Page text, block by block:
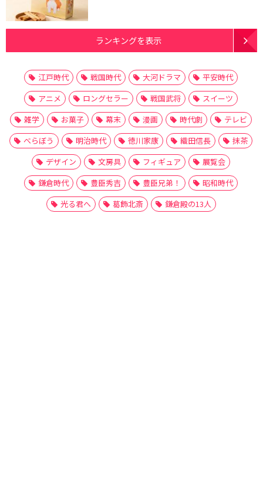
ランキングを表示
江戸時代 戦国時代 大河ドラマ
平安時代
アニメ
ロングセラー 戦国武将
スイーツ
雑学
お菓子 幕末 漫画 時代劇
テレビ
べらぼう
明治時代 徳川家康 織田信長
抹茶
デザイン
文房具 フィギュア
展覧会
鎌倉時代
豊臣秀吉 豊臣兄弟！
昭和時代
光る君へ
葛飾北斎 鎌倉殿の13人